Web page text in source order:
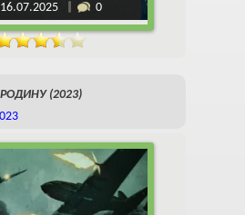
16.07.2025 0
(2023)